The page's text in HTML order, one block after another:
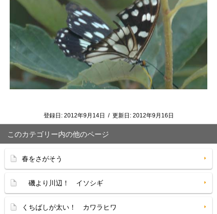
登録日: 2012年9月14日 / 更新日: 2012年9月16日
このカテゴリー内の他のページ
春をさがそう
磯より川辺！ イソシギ
くちばしが太い！ カワラヒワ